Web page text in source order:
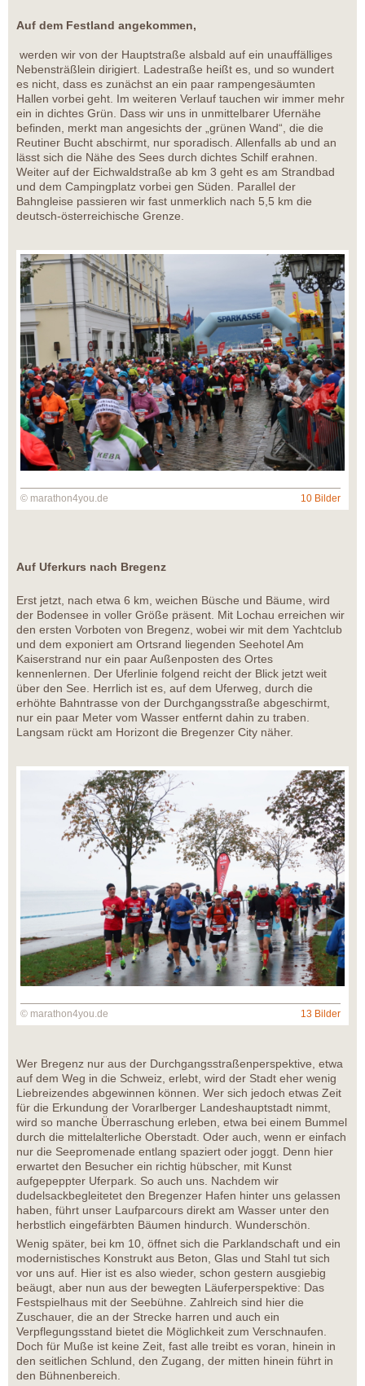
Auf dem Festland angekommen,
werden wir von der Hauptstraße alsbald auf ein unauffälliges
Nebensträßlein dirigiert. Ladestraße heißt es, und so wundert
es nicht, dass es zunächst an ein paar rampengesäumten
Hallen vorbei geht. Im weiteren Verlauf tauchen wir immer mehr
ein in dichtes Grün. Dass wir uns in unmittelbarer Ufernähe
befinden, merkt man angesichts der „grünen Wand“, die die
Reutiner Bucht abschirmt, nur sporadisch. Allenfalls ab und an
lässt sich die Nähe des Sees durch dichtes Schilf erahnen.
Weiter auf der Eichwaldstraße ab km 3 geht es am Strandbad
und dem Campingplatz vorbei gen Süden. Parallel der
Bahngleise passieren wir fast unmerklich nach 5,5 km die
deutsch-österreichische Grenze.
© marathon4you.de 10 Bilder
Auf Uferkurs nach Bregenz
Erst jetzt, nach etwa 6 km, weichen Büsche und Bäume, wird
der Bodensee in voller Größe präsent. Mit Lochau erreichen wir
den ersten Vorboten von Bregenz, wobei wir mit dem Yachtclub
und dem exponiert am Ortsrand liegenden Seehotel Am
Kaiserstrand nur ein paar Außenposten des Ortes
kennenlernen. Der Uferlinie folgend reicht der Blick jetzt weit
über den See. Herrlich ist es, auf dem Uferweg, durch die
erhöhte Bahntrasse von der Durchgangsstraße abgeschirmt,
nur ein paar Meter vom Wasser entfernt dahin zu traben.
Langsam rückt am Horizont die Bregenzer City näher.
© marathon4you.de 13 Bilder
Wer Bregenz nur aus der Durchgangsstraßenperspektive, etwa
auf dem Weg in die Schweiz, erlebt, wird der Stadt eher wenig
Liebreizendes abgewinnen können. Wer sich jedoch etwas Zeit
für die Erkundung der Vorarlberger Landeshauptstadt nimmt,
wird so manche Überraschung erleben, etwa bei einem Bummel
durch die mittelalterliche Oberstadt. Oder auch, wenn er einfach
nur die Seepromenade entlang spaziert oder joggt. Denn hier
erwartet den Besucher ein richtig hübscher, mit Kunst
aufgepeppter Uferpark. So auch uns. Nachdem wir
dudelsackbegleitetet den Bregenzer Hafen hinter uns gelassen
haben, führt unser Laufparcours direkt am Wasser unter den
herbstlich eingefärbten Bäumen hindurch. Wunderschön.
Wenig später, bei km 10, öffnet sich die Parklandschaft und ein
modernistisches Konstrukt aus Beton, Glas und Stahl tut sich
vor uns auf. Hier ist es also wieder, schon gestern ausgiebig
beäugt, aber nun aus der bewegten Läuferperspektive: Das
Festspielhaus mit der Seebühne. Zahlreich sind hier die
Zuschauer, die an der Strecke harren und auch ein
Verpflegungsstand bietet die Möglichkeit zum Verschnaufen.
Doch für Muße ist keine Zeit, fast alle treibt es voran, hinein in
den seitlichen Schlund, den Zugang, der mitten hinein führt in
den Bühnenbereich.